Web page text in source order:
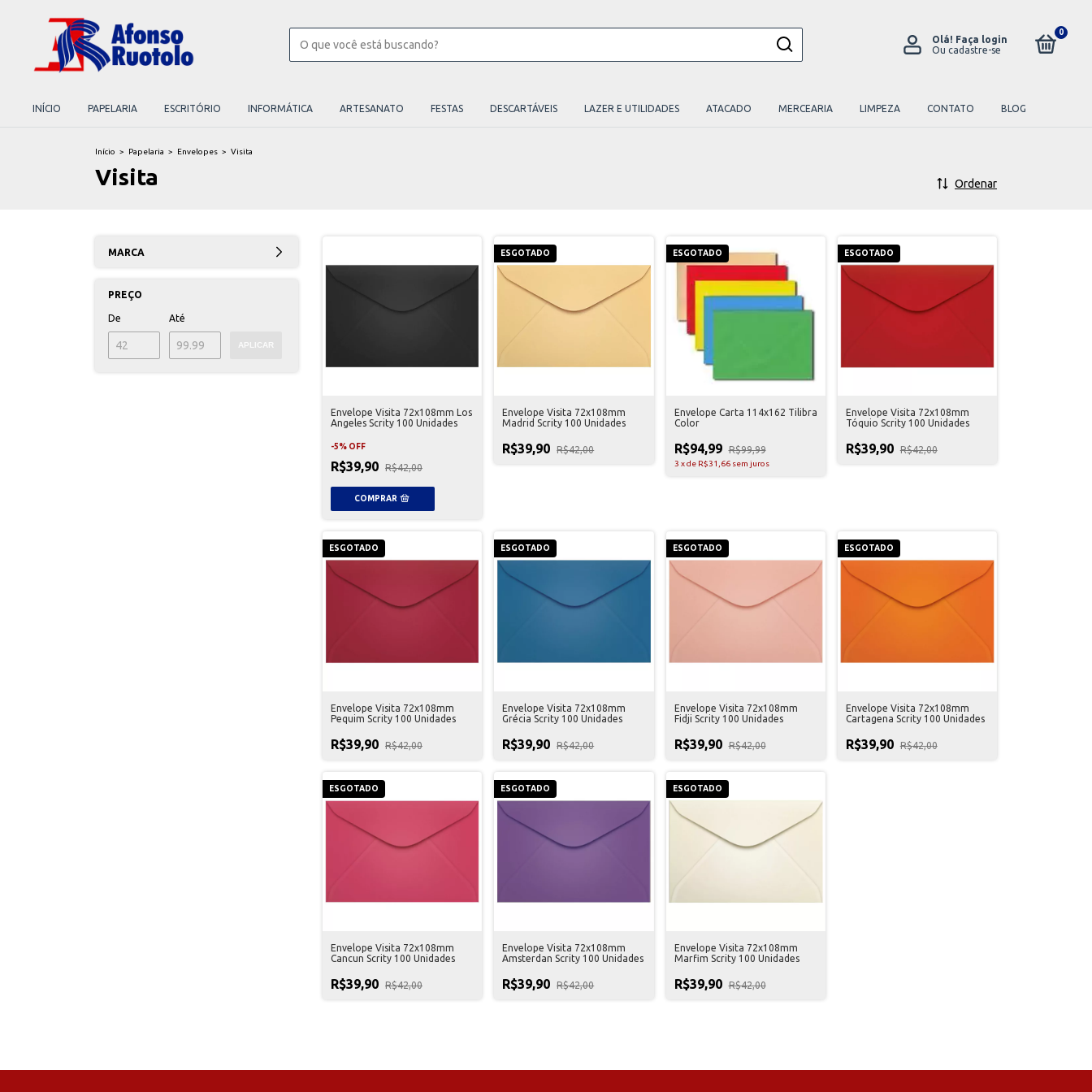
Olá! Faça login
Ou cadastre-se
0
INÍCIO PAPELARIA ESCRITÓRIO INFORMÁTICA ARTESANATO FESTAS DESCARTÁVEIS LAZER E UTILIDADES ATACADO MERCEARIA LIMPEZA CONTATO BLOG
Início > Papelaria > Envelopes > Visita
Visita Ordenar
MARCA
PREÇO
De Até
APLICAR
Envelope Visita 72x108mm Los
Angeles Scrity 100 Unidades
-5% OFF
R$39,90 R$42,00
ESGOTADO
Envelope Visita 72x108mm
Madrid Scrity 100 Unidades
R$39,90 R$42,00
ESGOTADO
Envelope Carta 114x162 Tilibra
Color
R$94,99 R$99,99
3 xde R$31,66 sem juros
ESGOTADO
Envelope Visita 72x108mm
Tóquio Scrity 100 Unidades
R$39,90 R$42,00
ESGOTADO
Envelope Visita 72x108mm
Pequim Scrity 100 Unidades
R$39,90 R$42,00
ESGOTADO
Envelope Visita 72x108mm
Grécia Scrity 100 Unidades
R$39,90 R$42,00
ESGOTADO
Envelope Visita 72x108mm
Fidji Scrity 100 Unidades
R$39,90 R$42,00
ESGOTADO
Envelope Visita 72x108mm
Cartagena Scrity 100 Unidades
R$39,90 R$42,00
ESGOTADO
Envelope Visita 72x108mm
Cancun Scrity 100 Unidades
R$39,90 R$42,00
ESGOTADO
Envelope Visita 72x108mm
Amsterdan Scrity 100 Unidades
R$39,90 R$42,00
ESGOTADO
Envelope Visita 72x108mm
Marfim Scrity 100 Unidades
R$39,90 R$42,00